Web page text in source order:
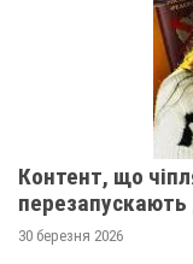
Контент, що
перезапускають
30 березня 2026